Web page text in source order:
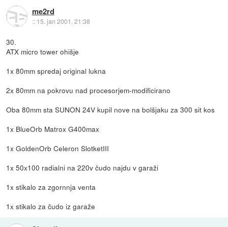
me2rd
:: 15. jan 2001, 21:38
30.
ATX micro tower ohišje
1x 80mm spredaj original lukna
2x 80mm na pokrovu nad procesorjem-modificirano
Oba 80mm sta SUNON 24V kupil nove na bolšjaku za 300 sit kos
1x BlueOrb Matrox G400max
1x GoldenOrb Celeron SlotketIII
1x 50x100 radialni na 220v čudo najdu v garaži
1x stikalo za zgornnja venta
1x stikalo za čudo iz garaže